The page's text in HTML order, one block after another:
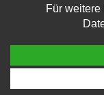
Für